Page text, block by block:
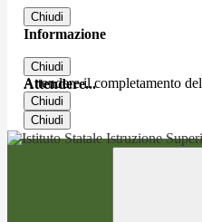
Chiudi
Informazione
Chiudi
Attendere...
Attendere il completamento
Chiudi
Chiudi